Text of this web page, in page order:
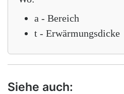
a - Bereich
t - Erwärmungsdicke
Siehe auch: